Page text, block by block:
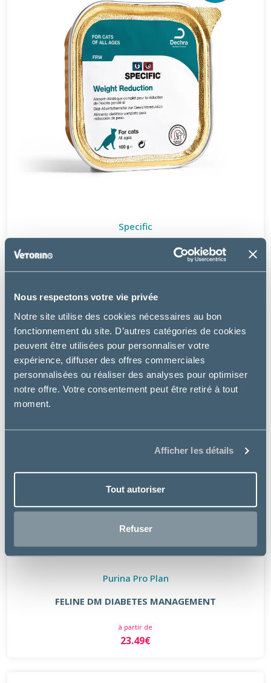
Nous respectons votre vie privée
Notre site utilise des cookies nécessaires au bon
fonctionnement du site. D’autres catégories de cookies
peuvent être utilisées pour personnaliser votre
expérience, diffuser des offres commerciales
personnalisées ou réaliser des analyses pour optimiser
notre offre. Votre consentement peut être retiré à tout
moment.
Afficher les détails
Tout autoriser
Refuser
Specific
FRW WEIGHT REDUCTION – CHAT
11.49 €
Purina Pro Plan
FELINE DM DIABETES MANAGEMENT
à partir de
23.49€